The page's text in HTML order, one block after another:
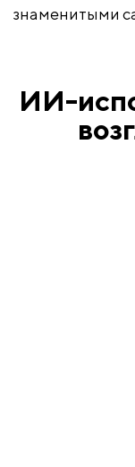
знаменитыми
ИИ-